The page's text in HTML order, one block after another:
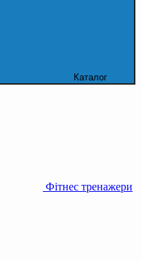
Каталог
Фітнес тренажери